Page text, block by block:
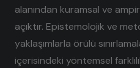
alanından kuramsal ve
açıktır. Epistemolojik ve
yaklaşımlarla örülü
içerisindeki yöntemsel